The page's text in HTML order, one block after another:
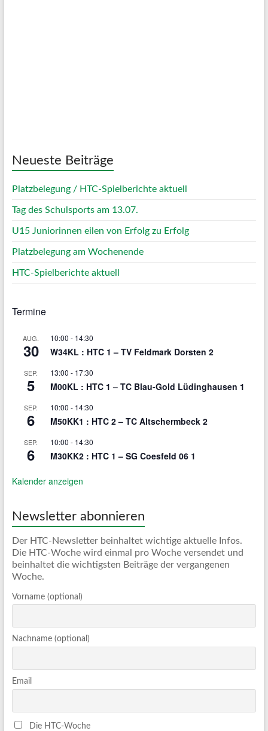
Neueste Beiträge
Platzbelegung / HTC-Spielberichte aktuell
Tag des Schulsports am 13.07.
U15 Juniorinnen eilen von Erfolg zu Erfolg
Platzbelegung am Wochenende
HTC-Spielberichte aktuell
Termine
AUG.
30
10:00 - 14:30
W34KL : HTC 1 – TV Feldmark Dorsten 2
SEP.
5
13:00 - 17:30
M00KL : HTC 1 – TC Blau-Gold Lüdinghausen 1
SEP.
6
10:00 - 14:30
M50KK1 : HTC 2 – TC Altschermbeck 2
SEP.
6
10:00 - 14:30
M30KK2 : HTC 1 – SG Coesfeld 06 1
Kalender anzeigen
Newsletter abonnieren
Der HTC-Newsletter beinhaltet wichtige aktuelle Infos.
Die HTC-Woche wird einmal pro Woche versendet und
beinhaltet die wichtigsten Beiträge der vergangenen
Woche.
Vorname (optional)
Nachname (optional)
Email
Die HTC-Woche